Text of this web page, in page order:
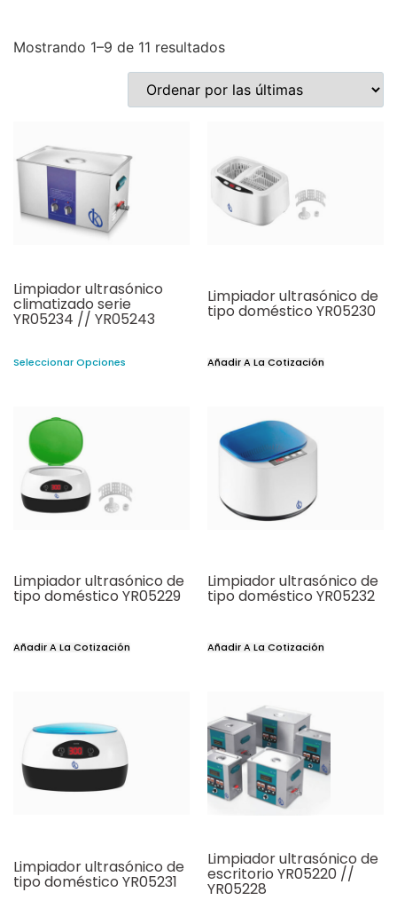
Mostrando 1–9 de 11 resultados
Limpiador ultrasónico
climatizado serie
YR05234 // YR05243
Seleccionar Opciones
Limpiador ultrasónico de
tipo doméstico YR05230
Añadir A La Cotización
Limpiador ultrasónico de
tipo doméstico YR05229
Añadir A La Cotización
Limpiador ultrasónico de
tipo doméstico YR05232
Añadir A La Cotización
Limpiador ultrasónico de
tipo doméstico YR05231
Limpiador ultrasónico de
escritorio YR05220 //
YR05228